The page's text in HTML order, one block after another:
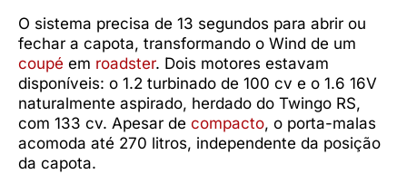
O sistema precisa de 13 segundos para abrir ou
fechar a capota, transformando o Wind de um
coupé em roadster. Dois motores estavam
disponíveis: o 1.2 turbinado de 100 cv e o 1.6 16V
naturalmente aspirado, herdado do Twingo RS,
com 133 cv. Apesar de compacto, o porta-malas
acomoda até 270 litros, independente da posição
da capota.